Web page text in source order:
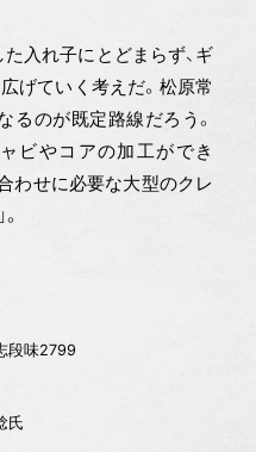
入れ子にとどまらず、ギ
げていく考えだ。松原常
るのが既定路線だろう。
ビやコアの加工ができ
わせに必要な大型のクレ
段味2799
氏